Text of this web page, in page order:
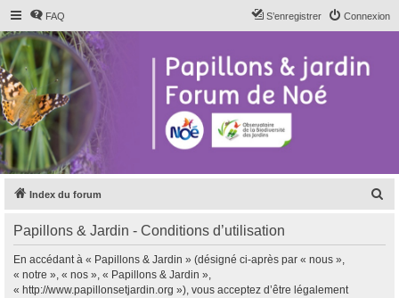
FAQ Connexion
S’enregistrer
Index du forum
Papillons & Jardin - Conditions d’utilisation
En accédant à « Papillons & Jardin » (désigné ci-après par « nous »,
« notre », « nos », « Papillons & Jardin »,
« http://www.papillonsetjardin.org »), vous acceptez d’être légalement